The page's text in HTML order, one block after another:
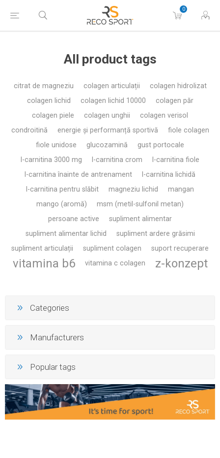
0
All product tags
citrat de magneziu colagen articulații
colagen hidrolizat
colagen lichid
colagen lichid 10000
colagen păr
colagen piele
colagen unghii
colagen verisol
condroitină
energie și performanță sportivă
fiole colagen
fiole unidose
glucozamină
gust portocale
l-carnitina 3000 mg
l-carnitina crom
l-carnitina fiole
l-carnitina înainte de antrenament
l-carnitina lichidă
l-carnitina pentru slăbit
magneziu lichid
mangan
mango (aromă)
msm (metil-sulfonil metan)
persoane active
supliment alimentar
supliment alimentar lichid
supliment ardere grăsimi
supliment articulații
supliment colagen suport recuperare
vitamina b6 vitamina c colagen z-konzept
Categories
Manufacturers
Popular tags